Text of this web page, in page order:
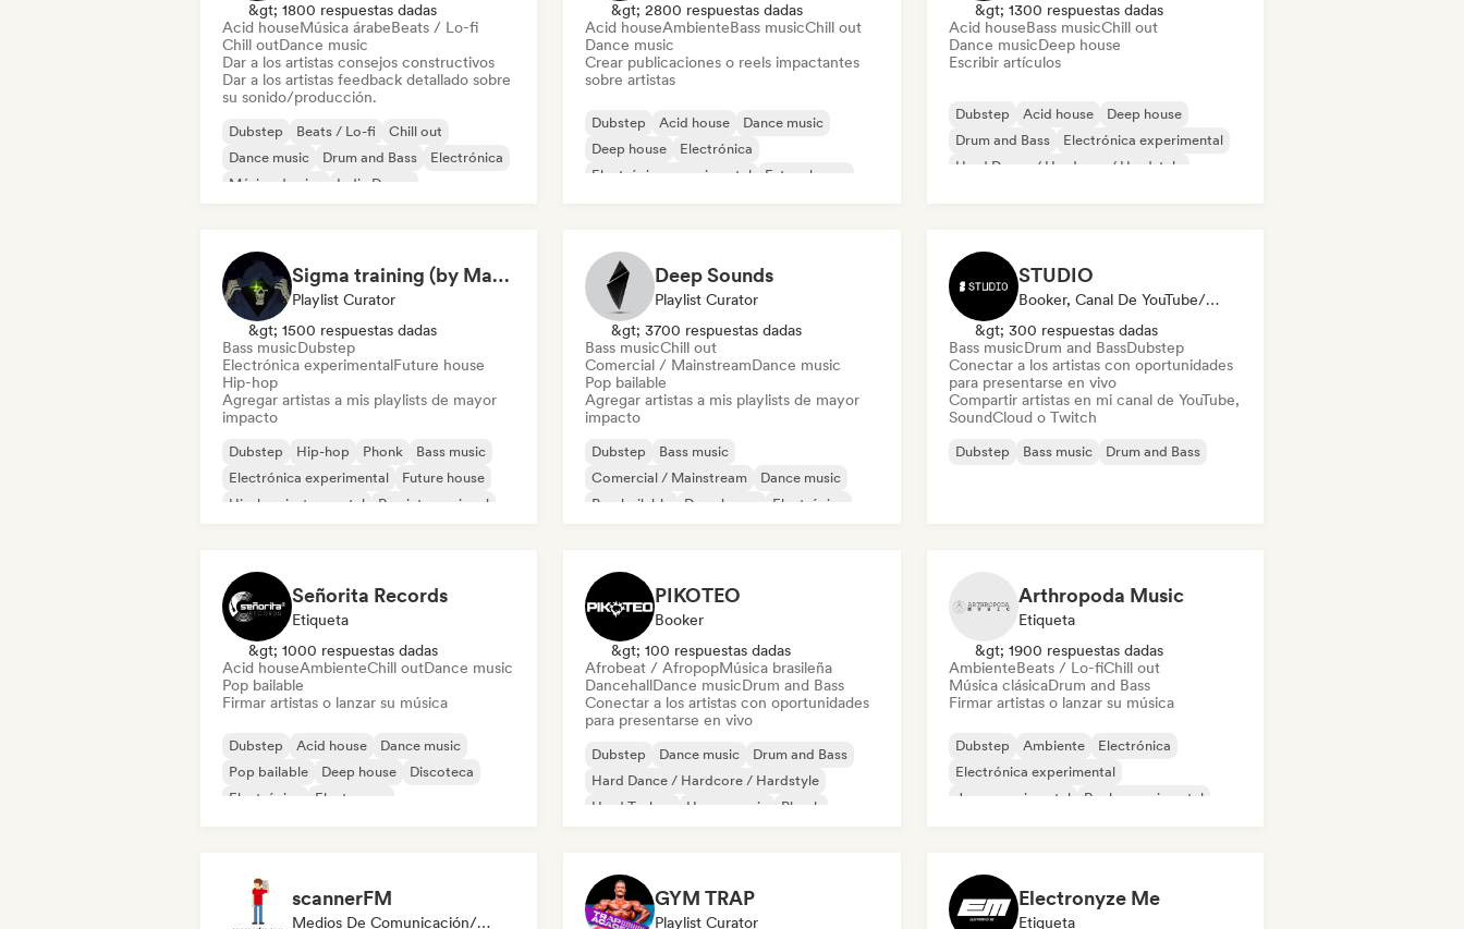
&gt; 1800 respuestas dadas
Acid houseMúsica árabeBeats / Lo-fi
Chill outDance music
Dar a los artistas consejos constructivos
Dar a los artistas feedback detallado sobre
su sonido/producción.
Dubstep Beats / Lo-fi
Chill out
Dance music
Drum and Bass
Electrónica
Música de cine
Indie Dance
&gt; 2800 respuestas dadas
Acid houseAmbienteBass musicChill out
Dance music
Crear publicaciones o reels impactantes
sobre artistas
Dubstep Acid house
Dance music
Deep house
Electrónica
Electrónica experimental
Future house
&gt; 1300 respuestas dadas
Acid houseBass musicChill out
Dance musicDeep house
Escribir artículos
Dubstep Acid house
Deep house
Drum and Bass
Electrónica experimental
Hard Dance / Hardcore / Hardstyle
Sigma training (by Mastery Gallery)
Playlist Curator
&gt; 1500 respuestas dadas
Bass musicDubstep
Electrónica experimentalFuture house
Hip-hop
Agregar artistas a mis playlists de mayor
impacto
Dubstep Hip-hop Phonk
Bass music
Electrónica experimental
Future house
Hip-hop instrumental
Rap internacional
Deep Sounds
Playlist Curator
&gt; 3700 respuestas dadas
Bass musicChill out
Comercial / MainstreamDance music
Pop bailable
Agregar artistas a mis playlists de mayor
impacto
Dubstep
Bass music
Comercial / Mainstream
Dance music
Pop bailable
Deep house
Electrónica
STUDIO
Booker, Canal De YouTube/Twitch
&gt; 300 respuestas dadas
Bass musicDrum and BassDubstep
Conectar a los artistas con oportunidades
para presentarse en vivo
Compartir artistas en mi canal de YouTube,
SoundCloud o Twitch
Dubstep Bass music Drum and Bass
Señorita Records
Etiqueta
&gt; 1000 respuestas dadas
Acid houseAmbienteChill outDance music
Pop bailable
Firmar artistas o lanzar su música
Dubstep Acid house
Dance music
Pop bailable
Deep house
Discoteca
Electrónica
Electropop
PIKOTEO
Booker
&gt; 100 respuestas dadas
Afrobeat / AfropopMúsica brasileña
DancehallDance musicDrum and Bass
Conectar a los artistas con oportunidades
para presentarse en vivo
Dubstep Dance music
Drum and Bass
Hard Dance / Hardcore / Hardstyle
Hard Techno
House music
Phonk
Arthropoda Music
Etiqueta
&gt; 1900 respuestas dadas
AmbienteBeats / Lo-fiChill out
Música clásicaDrum and Bass
Firmar artistas o lanzar su música
Dubstep Ambiente
Electrónica
Electrónica experimental
Jazz experimental
Rock experimental
scannerFM
Medios De Comunicación/Periodista, Emisoras De Radio
GYM TRAP
Playlist Curator
Electronyze Me
Etiqueta